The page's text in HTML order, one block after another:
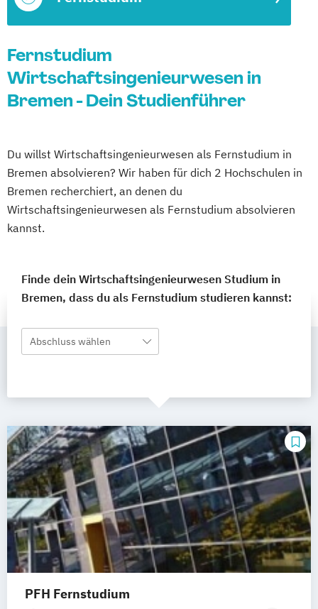
Fernstudium
Wirtschaftsingenieurwesen in
Bremen - Dein Studienführer
Du willst Wirtschaftsingenieurwesen als Fernstudium in
Bremen absolvieren? Wir haben für dich 2 Hochschulen in
Bremen recherchiert, an denen du
Wirtschaftsingenieurwesen als Fernstudium absolvieren
kannst.
Finde dein Wirtschaftsingenieurwesen Studium in
Bremen, dass du als Fernstudium studieren kannst:
Abschluss wählen
PFH Fernstudium